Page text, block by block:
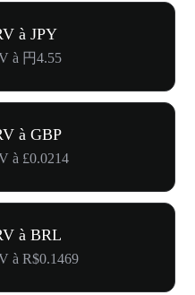
à JPY
à 円4.55
à GBP
à £0.0214
à BRL
à R$0.1469